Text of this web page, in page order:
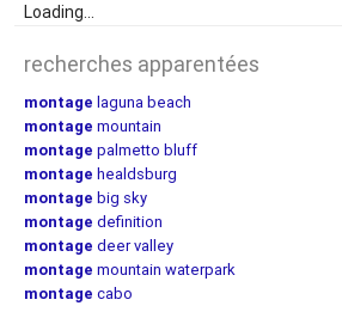
Loading...
recherches apparentées
montage laguna beach
montage mountain
montage palmetto bluff
montage healdsburg
montage big sky
montage definition
montage deer valley
montage mountain waterpark
montage cabo